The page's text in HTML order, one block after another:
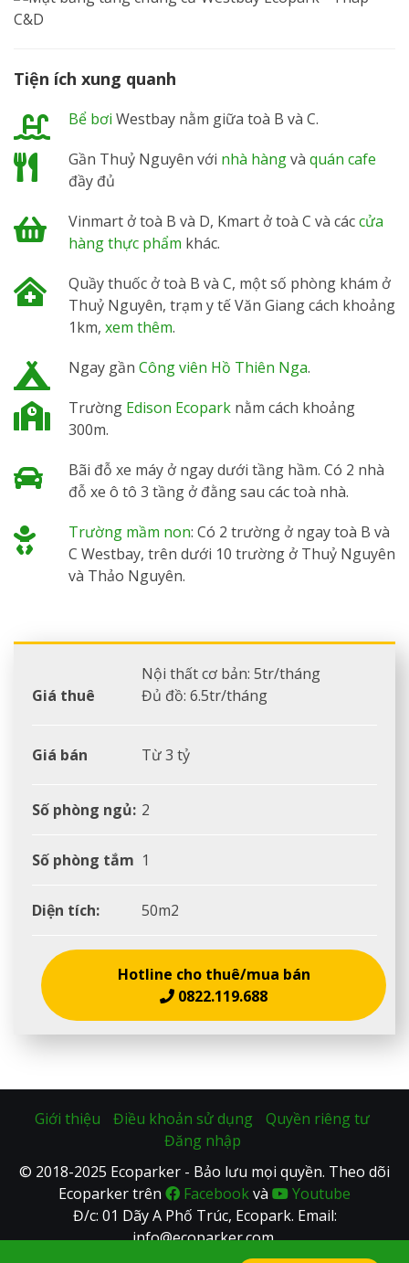
Tiện ích xung quanh
Bể bơi Westbay nằm giữa toà B và C.
Gần Thuỷ Nguyên với nhà hàngvà quán cafe
đầy đủ
Vinmart ở toà B và D, Kmart ở toà C và cáccửa
hàng thực phẩm khác.
Quầy thuốc ở toà B và C, một số phòng khám ở
Thuỷ Nguyên, trạm y tế Văn Giang cách khoảng
1km, xem thêm.
Ngay gần Công viên Hồ Thiên Nga.
Trường Edison Ecopark nằm cách khoảng
300m.
Bãi đỗ xe máy ở ngay dưới tầng hầm. Có 2 nhà
đỗ xe ô tô 3 tầng ở đằng sau các toà nhà.
Trường mầm non: Có 2 trường ở ngay toà B và
C Westbay, trên dưới 10 trường ở Thuỷ Nguyên
và Thảo Nguyên.
Giá thuê
Nội thất cơ bản: 5tr/tháng
Đủ đồ: 6.5tr/tháng
Giá bán Từ 3 tỷ
Số phòng ngủ: 2
Số phòng tắm 1
Diện tích: 50m2
Hotline cho thuê/mua bán
0822.119.688
Giới thiệu Điều khoản sử dụng
Quyền riêng tư
Đăng nhập
© 2018-2025 Ecoparker - Bảo lưu mọi quyền. Theo dõi
Ecoparker trên
Facebookvà
Youtube
Đ/c: 01 Dãy A Phố Trúc, Ecopark. Email:
info@ecoparker.com.